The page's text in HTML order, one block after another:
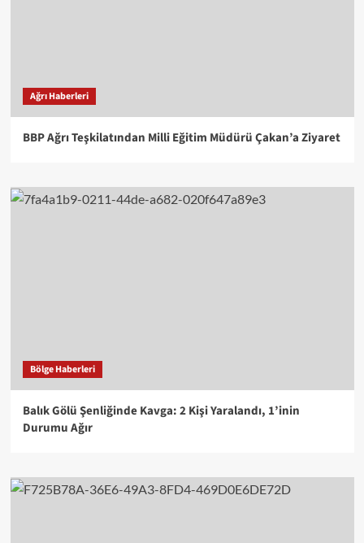
Ağrı Haberleri
BBP Ağrı Teşkilatından Milli Eğitim Müdürü Çakan’a Ziyaret
Bölge Haberleri
Balık Gölü Şenliğinde Kavga: 2 Kişi Yaralandı, 1’inin
Durumu Ağır